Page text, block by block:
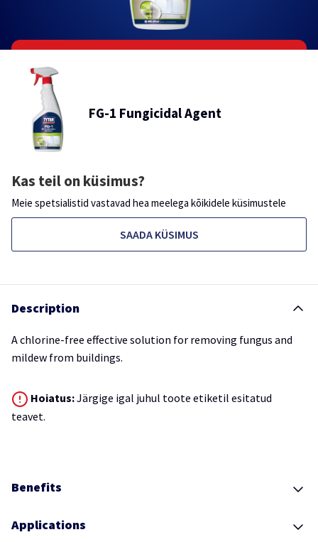
FG-1 Fungicidal Agent
Kas teil on küsimus?
Meie spetsialistid vastavad hea meelega kõikidele küsimustele
SAADA KÜSIMUS
Description
A chlorine-free effective solution for removing fungus and
mildew from buildings.
Hoiatus:Järgige igal juhul toote etiketil esitatud
teavet.
Benefits
Applications